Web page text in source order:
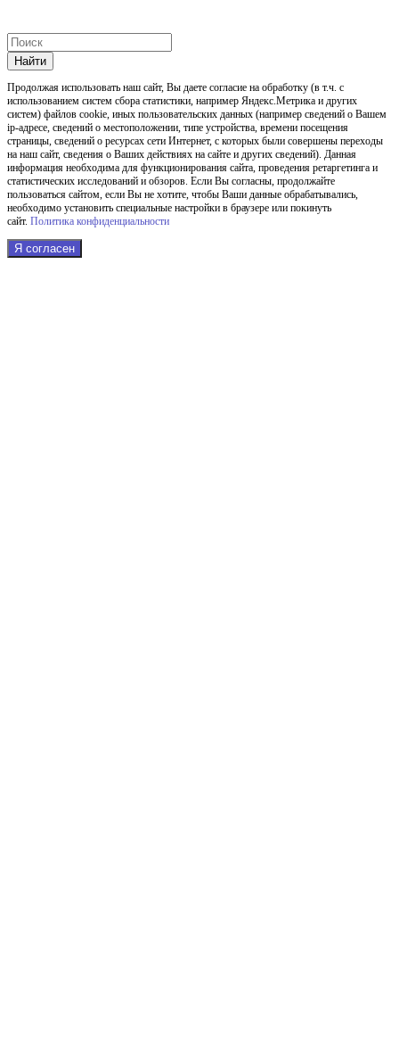
Найти
Продолжая использовать наш cайт, Вы даете согласие на обработку (в т.ч. с
использованием систем сбора статистики, например Яндекс.Метрика и других
систем) файлов cookie, иных пользовательских данных (например сведений о Вашем
ip-адресе, сведений о местоположении, типе устройства, времени посещения
страницы, сведений о ресурсах сети Интернет, с которых были совершены переходы
на наш сайт, сведения о Ваших действиях на сайте и других сведений). Данная
информация необходима для функционирования сайта, проведения ретаргетинга и
статистических исследований и обзоров. Если Вы согласны, продолжайте
пользоваться сайтом, если Вы не хотите, чтобы Ваши данные обрабатывались,
необходимо установить специальные настройки в браузере или покинуть
сайт. Политика конфиденциальности
Я согласен